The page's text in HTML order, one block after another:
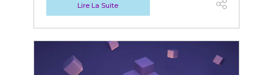
Lire La Suite